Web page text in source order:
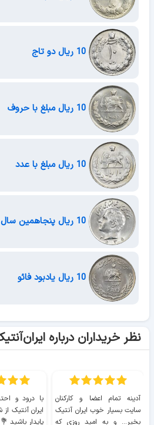
نظر خریداران درباره
آدینه تمام اعضا و کارکنان
سایت بسیار خوب ايران آنتیک
بخیر... و به امید روزی که
با درود و
ایران آنتیک
پایدار باشید 💐